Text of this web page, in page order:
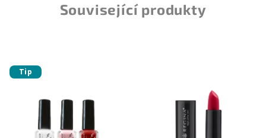
Související produkty
Tip